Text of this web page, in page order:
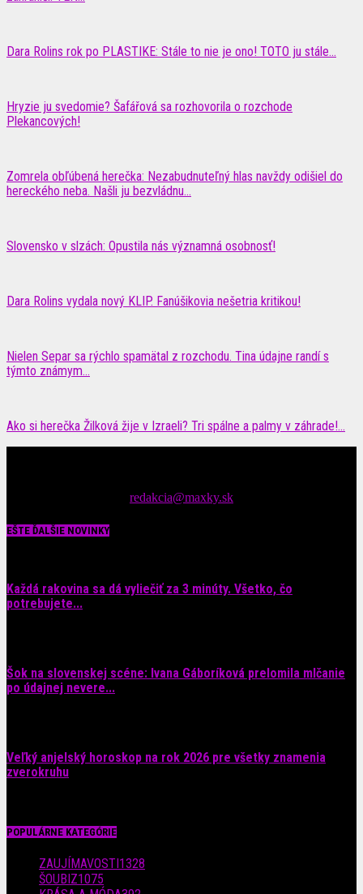
Dara Rolins rok po PLASTIKE: Stále to nie je ono! TOTO ju stále...
Hryzie ju svedomie? Šafářová sa rozhovorila o rozchode
Plekancových!
Zomrela obľúbená herečka: Nezabudnuteľný hlas navždy odišiel do
hereckého neba. Našli ju bezvládnu...
Slovensko v slzách: Opustila nás významná osobnosť!
Dara Rolins vydala nový KLIP. Fanúšikovia nešetria kritikou!
Nielen Separ sa rýchlo spamätal z rozchodu. Tina údajne randí s
týmto známym...
Ako si herečka Žilková žije v Izraeli? Tri spálne a palmy v záhrade!...
redakcia@maxky.sk
EŠTE ĎALŠIE NOVINKY
Každá rakovina sa dá vyliečiť za 3 minúty. Všetko, čo
potrebujete...
Šok na slovenskej scéne: Ivana Gáboríková prelomila mlčanie
po údajnej nevere...
Veľký anjelský horoskop na rok 2026 pre všetky znamenia
zverokruhu
POPULÁRNE KATEGÓRIE
ZAUJÍMAVOSTI 1328
ŠOUBIZ1075